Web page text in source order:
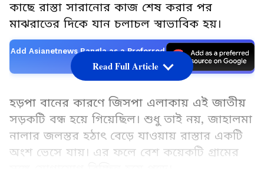
কাছে রাস্তা সারানোর কাজ শেষ করার পর
মাঝরাতের দিকে যান চলাচল স্বাভাবিক হয়।
Add Asianetnews Bangla as a Preferred
Source
হড়পা বানের কারণে জিসপা এলাকায় এই জাতীয়
সড়কটি বন্ধ হয়ে গিয়েছিল। শুধু তাই নয়, জাহালমা
নালার জলস্তর হঠাৎ বেড়ে যাওয়ায় রাস্তার একটি
অংশ ভেসে যায়। এর ফলে বেশ কয়েকটি গ্রামের
Read Full Article